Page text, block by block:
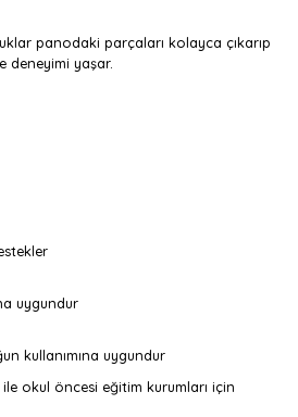
panodaki parçaları kolayca çıkarıp
deneyimi yaşar.
uygundur
kullanımına uygundur
okul öncesi eğitim kurumları için